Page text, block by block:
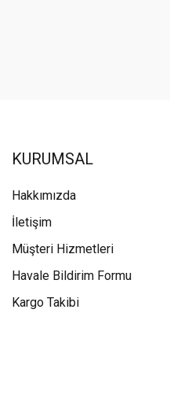
KURUMSAL
Hakkımızda
İletişim
Müşteri Hizmetleri
Havale Bildirim Formu
Kargo Takibi